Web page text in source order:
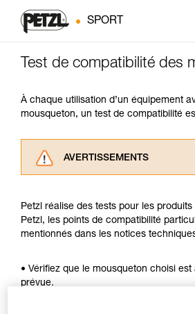
SPORT
Test de compatibilité des
À chaque utilisation d’un équipement
mousqueton, un test de compatibilité
AVERTISSEMENTS
consulter. Vous devez avoir
informations de la notice
pouvoir comprendre ce
Maîtriser ces techniques
Petzl réalise des tests pour les
Petzl, les points de compatibilité
mentionnés dans les notices
• Vérifiez que le mousqueton choisi
prévue.